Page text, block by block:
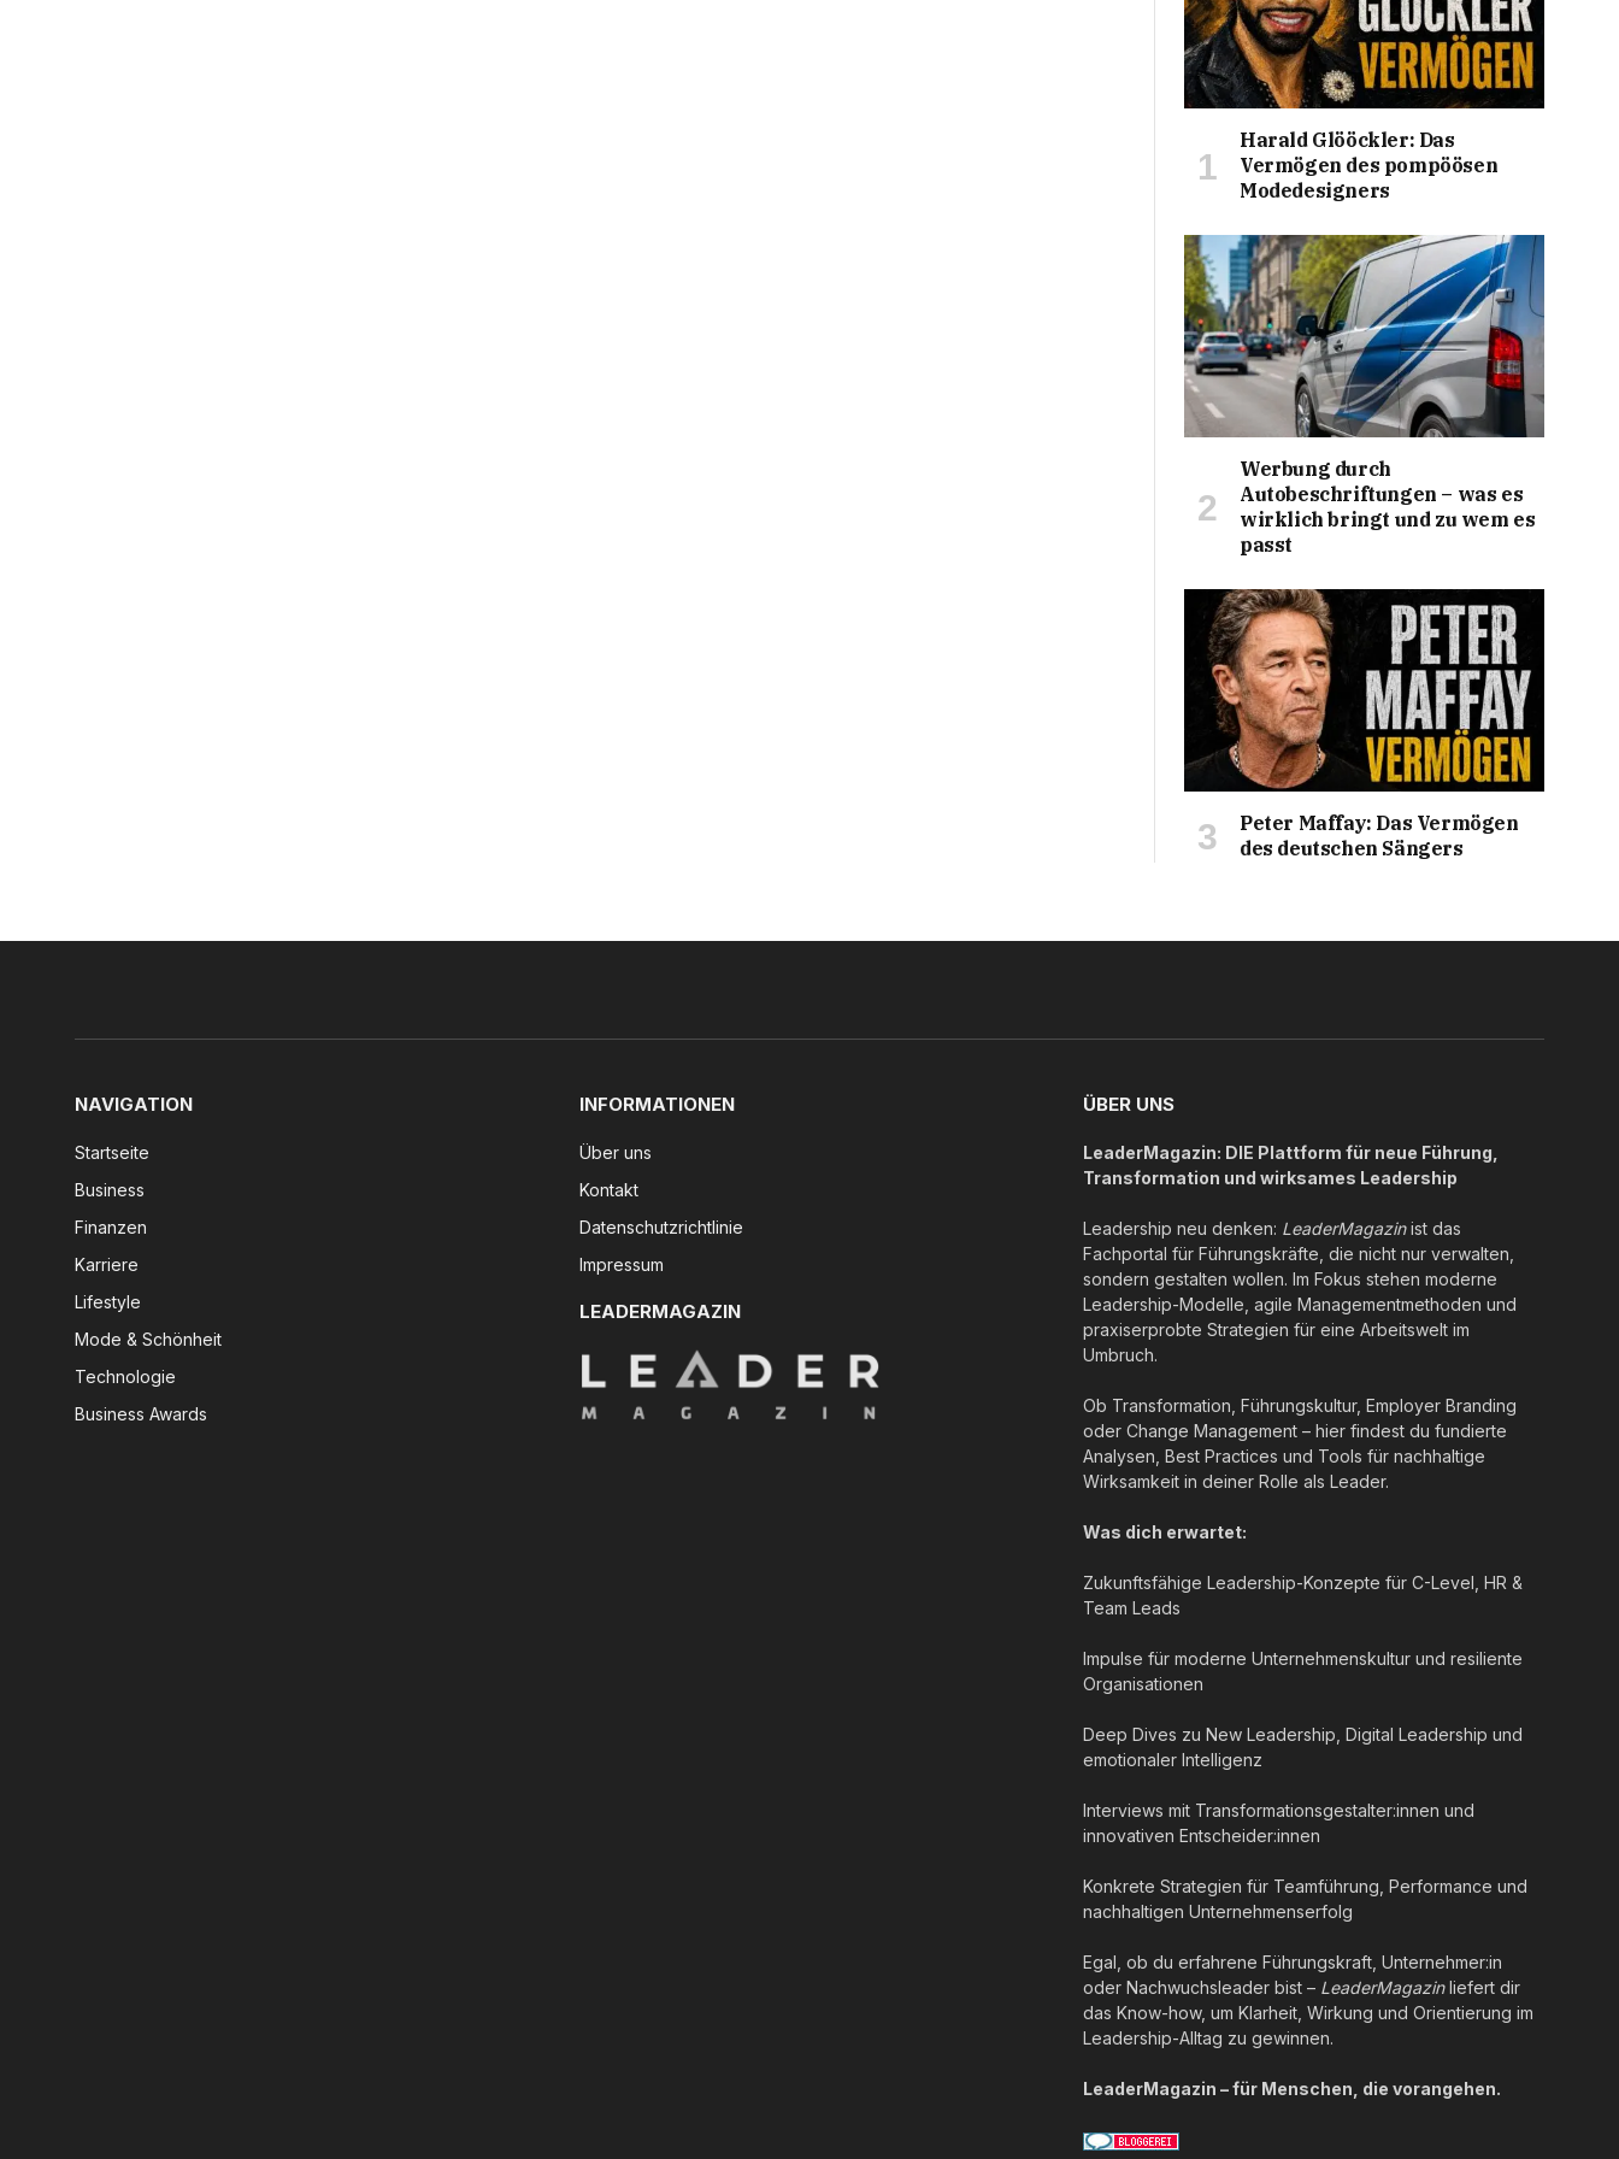
Harald Glööckler: Das
Vermögen des pompöösen
Modedesigners
Werbung durch
Autobeschriftungen – was es
wirklich bringt und zu wem es
passt
Peter Maffay: Das Vermögen
des deutschen Sängers
NAVIGATION
Startseite
Business
Finanzen
Karriere
Lifestyle
Mode & Schönheit
Technologie
Business Awards
INFORMATIONEN
Über uns
Kontakt
Datenschutzrichtlinie
Impressum
LEADERMAGAZIN
ÜBER UNS
LeaderMagazin: DIE Plattform für neue Führung,
Transformation und wirksames Leadership
Leadership neu denken: LeaderMagazinist das
Fachportal für Führungskräfte, die nicht nur verwalten,
sondern gestalten wollen. Im Fokus stehen moderne
Leadership-Modelle, agile Managementmethoden und
praxiserprobte Strategien für eine Arbeitswelt im
Umbruch.
Ob Transformation, Führungskultur, Employer Branding
oder Change Management – hier findest du fundierte
Analysen, Best Practices und Tools für nachhaltige
Wirksamkeit in deiner Rolle als Leader.
Was dich erwartet:
Zukunftsfähige Leadership-Konzepte für C-Level, HR &
Team Leads
Impulse für moderne Unternehmenskultur und resiliente
Organisationen
Deep Dives zu New Leadership, Digital Leadership und
emotionaler Intelligenz
Interviews mit Transformationsgestalter:innen und
innovativen Entscheider:innen
Konkrete Strategien für Teamführung, Performance und
nachhaltigen Unternehmenserfolg
Egal, ob du erfahrene Führungskraft, Unternehmer:in
oder Nachwuchsleader bist – LeaderMagazinliefert dir
das Know-how, um Klarheit, Wirkung und Orientierung im
Leadership-Alltag zu gewinnen.
LeaderMagazin – für Menschen, die vorangehen.